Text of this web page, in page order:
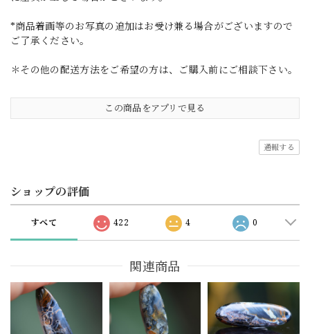
*商品着画等のお写真の追加はお受け兼る場合がございますので
ご了承ください。
＊その他の配送方法をご希望の方は、ご購入前にご相談下さい。
この商品をアプリで見る
通報する
ショップの評価
すべて 422 4 0
関連商品